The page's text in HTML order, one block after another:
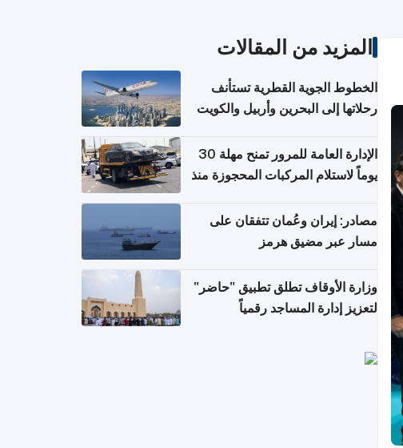
المزيد من المقالات
الخطوط الجوية القطرية تستأنف
رحلاتها إلى البحرين وأربيل والكويت
الإدارة العامة للمرور تمنح مهلة 30
يوماً لاستلام المركبات المحجوزة منذ
مصادر: إيران وعُمان تتفقان على
مسار عبر مضيق هرمز
وزارة الأوقاف تطلق تطبيق "حاضر"
لتعزيز إدارة المساجد رقمياً